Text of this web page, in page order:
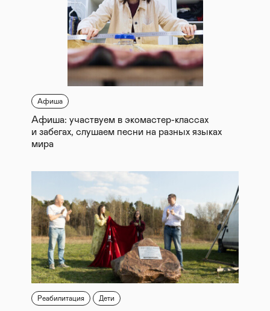
Афиша
Афиша: участвуем в экомастер-классах
и забегах, слушаем песни на разных языках
мира
Реабилитация Дети